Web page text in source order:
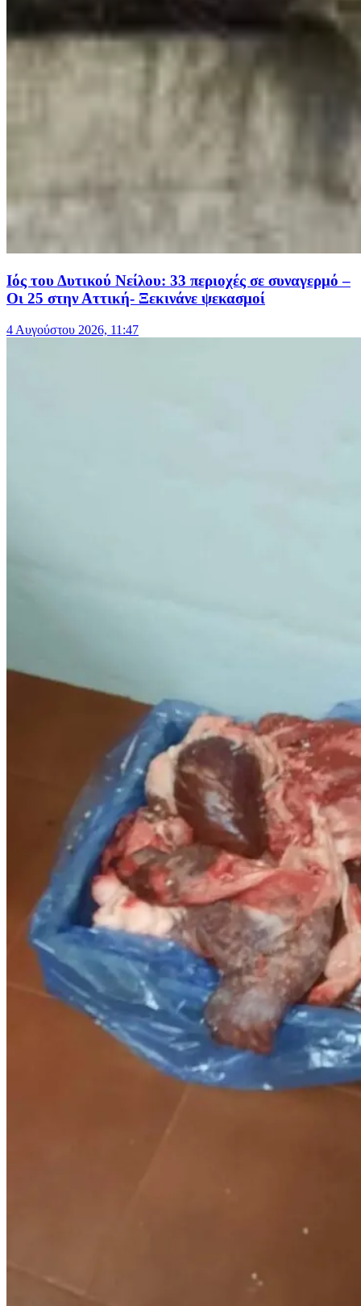
Ιός του Δυτικού Νείλου: 33 περιοχές σε συναγερμό –
Οι 25 στην Αττική- Ξεκινάνε ψεκασμοί
4 Αυγούστου 2026, 11:47